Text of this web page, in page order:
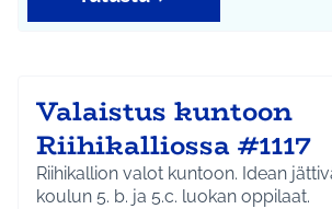
Valaistus kuntoon
Riihikalliossa #1117
Riihikallion valot kuntoon. Idean
koulun 5. b. ja 5.c. luokan oppilaat.